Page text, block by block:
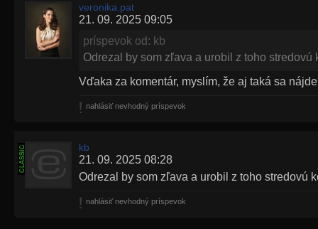
veronika.pat
21. 09. 2025 09:05
príspevok od: kb
Odrezal by som zľava a urobil z toho stredovú
Vďaka za komentár, myslím, že aj taká sa
nahlásiť nevhodný príspevok
kb
21. 09. 2025 08:28
Odrezal by som zľava a urobil z toho stredovú
nahlásiť nevhodný príspevok